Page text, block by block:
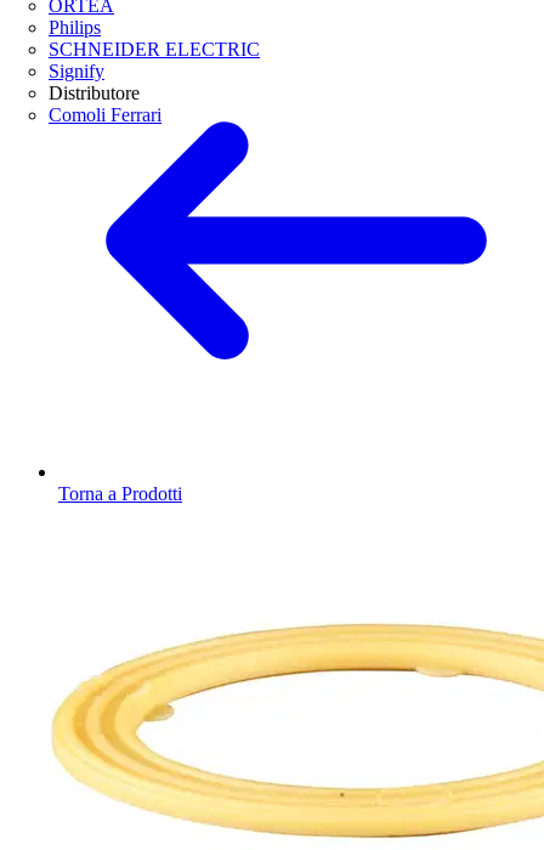
ORTEA
Philips
SCHNEIDER ELECTRIC
Signify
Distributore
Comoli Ferrari
Torna a Prodotti